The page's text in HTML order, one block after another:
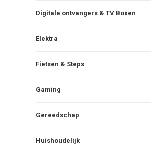
Digitale ontvangers & TV Boxen
Elektra
Fietsen & Steps
Gaming
Gereedschap
Huishoudelijk